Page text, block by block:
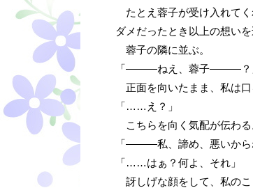
たとえ蓉子が受け入れてく
ダメだったとき以上の想い
蓉子の隣に並ぶ。
「―――ねえ、蓉子―――？
正面を向いたまま、私は口
「……え？」
こちらを向く気配が伝わる
「―――私、諦め、悪いか
「……はぁ？何よ、それ」
訝しげな顔をして、私のこ